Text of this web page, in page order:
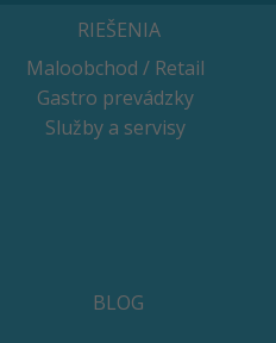
RIEŠENIA
Maloobchod / Retail
Gastro prevádzky
Služby a servisy
BLOG